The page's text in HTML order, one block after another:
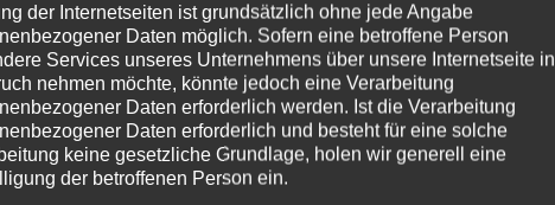
NEUWIED ALTENKIRCHEN FEUERWEHR
der Internetseiten ist grundsätzlich ohne jede Angabe
Daten möglich. Sofern eine betroffene Person
Services unseres Unternehmens über unsere Internetseite in
nehmen möchte, könnte jedoch eine Verarbeitung
Daten erforderlich werden. Ist die Verarbeitung
Daten erforderlich und besteht für eine solche
keine gesetzliche Grundlage, holen wir generell eine
der betroffenen Person ein.